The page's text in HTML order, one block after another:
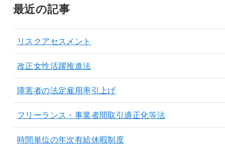
最近の記事
リスクアセスメント
改正女性活躍推進法
障害者の法定雇用率引上げ
フリーランス・事業者間取引適正化等法
時間単位の年次有給休暇制度